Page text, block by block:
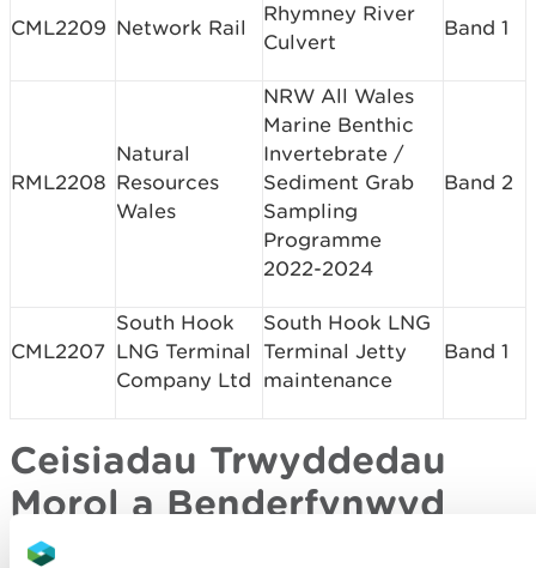
CML2209 Network Rail
Rhymney River
Culvert
Band 1
RML2208
Natural
Resources
Wales
NRW All Wales
Marine Benthic
Invertebrate /
Sediment Grab
Sampling
Programme
2022-2024
Band 2
CML2207
South Hook
LNG Terminal
Company Ltd
South Hook LNG
Terminal Jetty
maintenance
Band 1
Ceisiadau Trwyddedau
Morol a Benderfynwyd
arnynt